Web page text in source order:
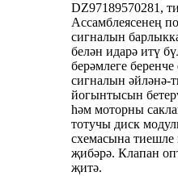
DZ97189570281,
Ассамблеясенең
сигналын
белән идарә итү
берәмлеге
сигналын
йогынтысын
һәм моторны
тотучы диск
схемасына
җибәрә. Клапан
җитә.